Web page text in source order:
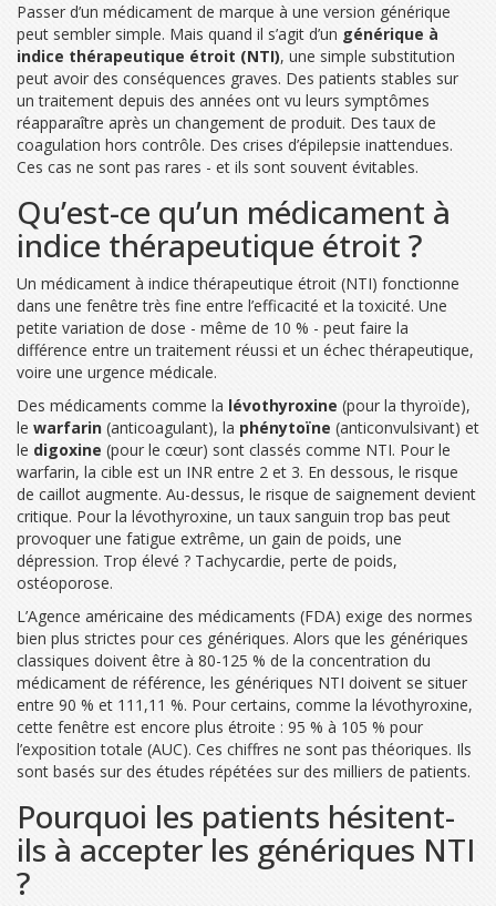
Passer d’un médicament de marque à une version générique
peut sembler simple. Mais quand il s’agit d’un générique à
indice thérapeutique étroit (NTI), une simple substitution
peut avoir des conséquences graves. Des patients stables sur
un traitement depuis des années ont vu leurs symptômes
réapparaître après un changement de produit. Des taux de
coagulation hors contrôle. Des crises d’épilepsie inattendues.
Ces cas ne sont pas rares - et ils sont souvent évitables.
Qu’est-ce qu’un médicament à
indice thérapeutique étroit ?
Un médicament à indice thérapeutique étroit (NTI) fonctionne
dans une fenêtre très fine entre l’efficacité et la toxicité. Une
petite variation de dose - même de 10 % - peut faire la
différence entre un traitement réussi et un échec thérapeutique,
voire une urgence médicale.
Des médicaments comme la lévothyroxine (pour la thyroïde),
le warfarin (anticoagulant), la phénytoïne (anticonvulsivant) et
le digoxine (pour le cœur) sont classés comme NTI. Pour le
warfarin, la cible est un INR entre 2 et 3. En dessous, le risque
de caillot augmente. Au-dessus, le risque de saignement devient
critique. Pour la lévothyroxine, un taux sanguin trop bas peut
provoquer une fatigue extrême, un gain de poids, une
dépression. Trop élevé ? Tachycardie, perte de poids,
ostéoporose.
L’Agence américaine des médicaments (FDA) exige des normes
bien plus strictes pour ces génériques. Alors que les génériques
classiques doivent être à 80-125 % de la concentration du
médicament de référence, les génériques NTI doivent se situer
entre 90 % et 111,11 %. Pour certains, comme la lévothyroxine,
cette fenêtre est encore plus étroite : 95 % à 105 % pour
l’exposition totale (AUC). Ces chiffres ne sont pas théoriques. Ils
sont basés sur des études répétées sur des milliers de patients.
Pourquoi les patients hésitent-
ils à accepter les génériques NTI
?